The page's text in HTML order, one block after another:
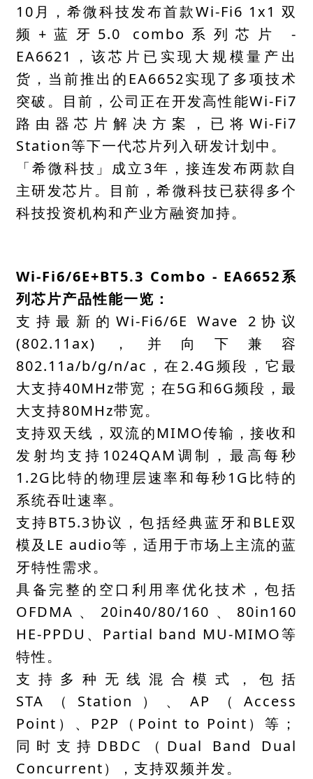
10月，希微科技发布首款Wi-Fi6 1x1 双
频+蓝牙5.0 combo系列芯片 -
EA6621，该芯片已实现大规模量产出
货，当前推出的EA6652实现了多项技术
突破。目前，公司正在开发高性能Wi-Fi7
路由器芯片解决方案，已将Wi-Fi7
Station等下一代芯片列入研发计划中。
「希微科技」成立3年，接连发布两款自
主研发芯片。目前，希微科技已获得多个
科技投资机构和产业方融资加持。
Wi-Fi6/6E+BT5.3 Combo - EA6652系
列芯片产品性能一览：
支持最新的Wi-Fi6/6E Wave 2协议
(802.11ax)，并向下兼容
802.11a/b/g/n/ac，在2.4G频段，它最
大支持40MHz带宽；在5G和6G频段，最
大支持80MHz带宽。
支持双天线，双流的MIMO传输，接收和
发射均支持1024QAM调制，最高每秒
1.2G比特的物理层速率和每秒1G比特的
系统吞吐速率。
支持BT5.3协议，包括经典蓝牙和BLE双
模及LE audio等，适用于市场上主流的蓝
牙特性需求。
具备完整的空口利用率优化技术，包括
OFDMA、20in40/80/160、80in160
HE-PPDU、Partial band MU-MIMO等
特性。
支持多种无线混合模式，包括
STA（Station）、AP（Access
Point）、P2P（Point to Point）等；
同时支持DBDC（Dual Band Dual
Concurrent），支持双频并发。